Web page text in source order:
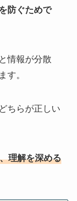
防ぐためで
情報が分散
す。
ちらが正しい
理解を深める